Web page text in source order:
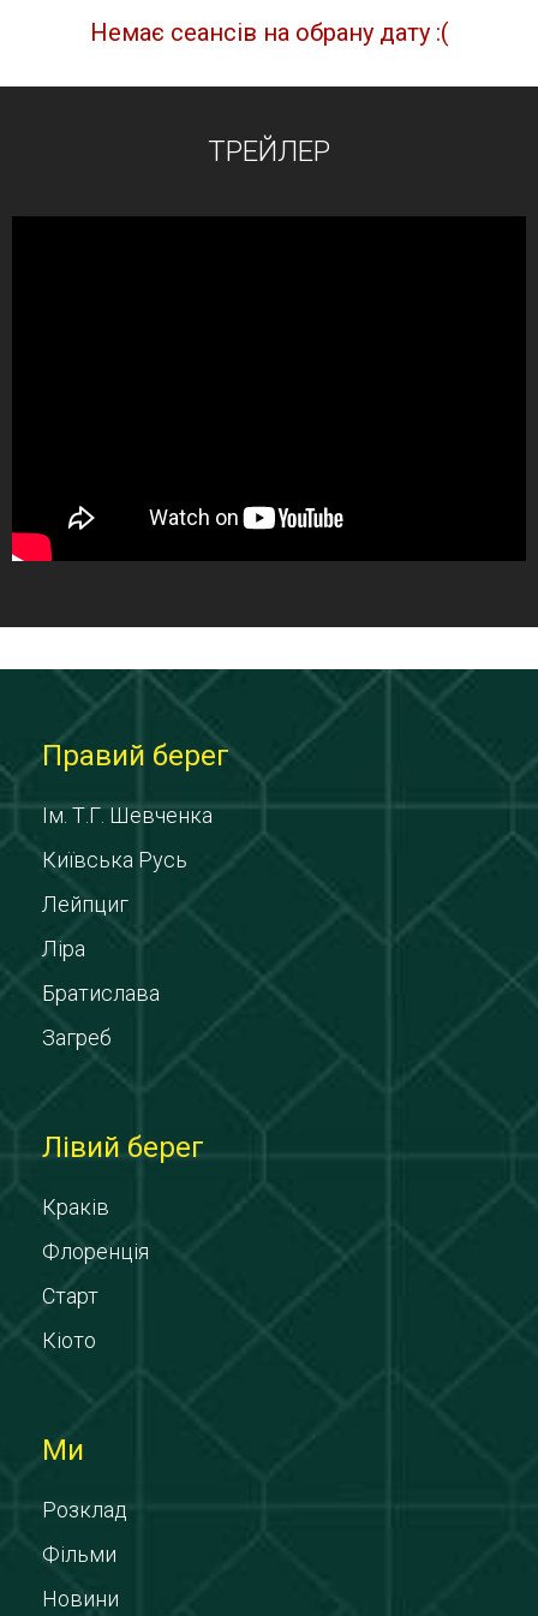
Немає сеансів на обрану дату :(
ТРЕЙЛЕР
Правий берег
Ім. Т.Г. Шевченка
Київська Русь
Лейпциг
Ліра
Братислава
Загреб
Лівий берег
Краків
Флоренція
Старт
Кіото
Ми
Розклад
Фільми
Новини